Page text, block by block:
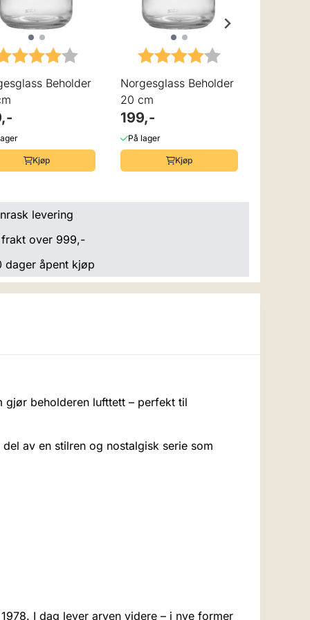
4.0 av 5 mulige
Beholder
Kjøp
Karakter:
Norgesglass Beholder
20 cm
199,-
På lager
Kjøp
levering
frakt over 999,-
dager åpent kjøp
beholderen lufttett – perfekt til
av en stilren og nostalgisk serie som
I dag lever arven videre – i nye former